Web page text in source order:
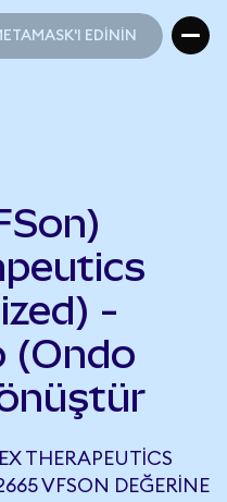
EDİNİN
-
(Ondo
THERAPEUTICS
VFSON DEĞERINE